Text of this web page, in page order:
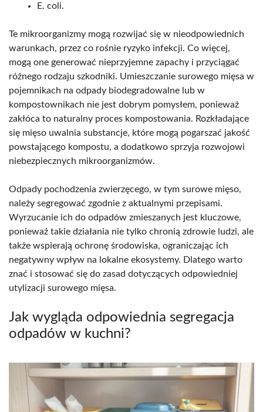
E. coli.
Te mikroorganizmy mogą rozwijać się w nieodpowiednich
warunkach, przez co rośnie ryzyko infekcji. Co więcej,
mogą one generować nieprzyjemne zapachy i przyciągać
różnego rodzaju szkodniki. Umieszczanie surowego mięsa w
pojemnikach na odpady biodegradowalne lub w
kompostownikach nie jest dobrym pomysłem, ponieważ
zakłóca to naturalny proces kompostowania. Rozkładające
się mięso uwalnia substancje, które mogą pogarszać jakość
powstającego kompostu, a dodatkowo sprzyja rozwojowi
niebezpiecznych mikroorganizmów.
Odpady pochodzenia zwierzęcego, w tym surowe mięso,
należy segregować zgodnie z aktualnymi przepisami.
Wyrzucanie ich do odpadów zmieszanych jest kluczowe,
ponieważ takie działania nie tylko chronią zdrowie ludzi, ale
także wspierają ochronę środowiska, ograniczając ich
negatywny wpływ na lokalne ekosystemy. Dlatego warto
znać i stosować się do zasad dotyczących odpowiedniej
utylizacji surowego mięsa.
Jak wygląda odpowiednia segregacja
odpadów w kuchni?